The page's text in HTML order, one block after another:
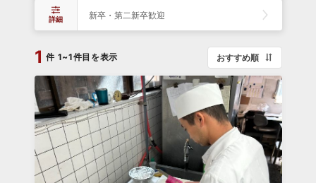
詳細 新卒・第二新卒歓迎
1 件 1~1件目を表示 おすすめ順